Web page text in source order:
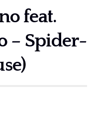
feat.
– Spider-